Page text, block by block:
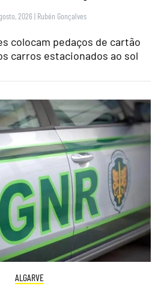
2026 | Rubén Gonçalves
colocam pedaços de cartão
carros estacionados ao sol
ALGARVE